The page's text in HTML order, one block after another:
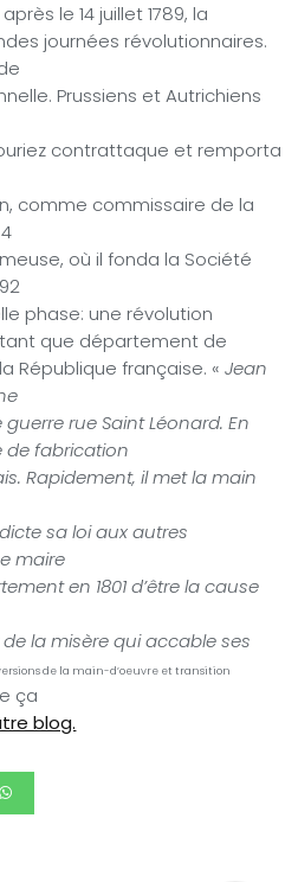
le 14 juillet 1789, la
journées révolutionnaires.
Prussiens et Autrichiens
contrattaque et remporta
comme commissaire de la
où il fonda la Société
phase: une révolution
que département de
République française. «Jean
rue Saint Léonard. En
de fabrication
Rapidement, il met la main
sa loi aux autres
maire
en 1801 d’être la cause
la misère qui accable ses
de la main-d’oeuvre et transition
ça
blog.